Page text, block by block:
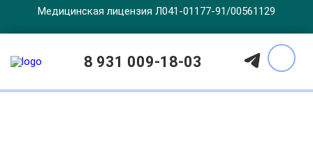
Медицинская лицензия Л041-01177-91/00561129
8 931 009-18-03